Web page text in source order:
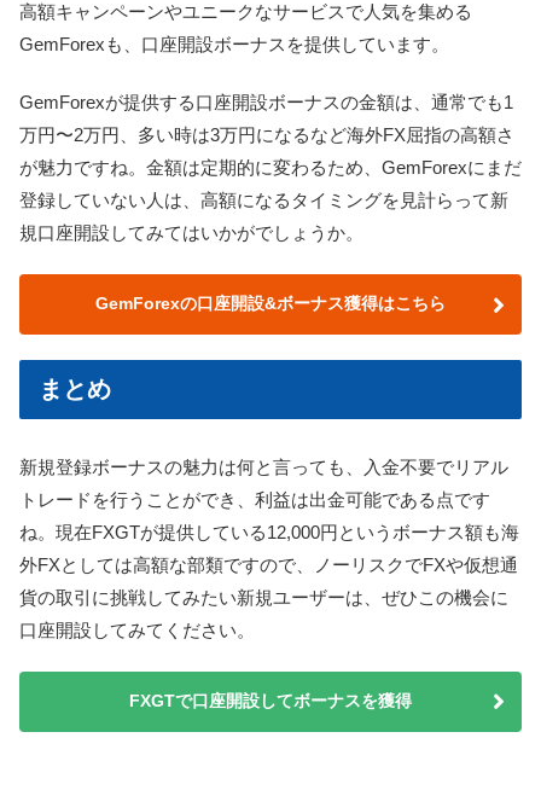
高額キャンペーンやユニークなサービスで人気を集める
GemForexも、口座開設ボーナスを提供しています。
GemForexが提供する口座開設ボーナスの金額は、通常でも1
万円〜2万円、多い時は3万円になるなど海外FX屈指の高額さ
が魅力ですね。金額は定期的に変わるため、GemForexにまだ
登録していない人は、高額になるタイミングを見計らって新
規口座開設してみてはいかがでしょうか。
GemForexの口座開設&ボーナス獲得はこちら
まとめ
新規登録ボーナスの魅力は何と言っても、入金不要でリアル
トレードを行うことができ、利益は出金可能である点です
ね。現在FXGTが提供している12,000円というボーナス額も海
外FXとしては高額な部類ですので、ノーリスクでFXや仮想通
貨の取引に挑戦してみたい新規ユーザーは、ぜひこの機会に
口座開設してみてください。
FXGTで口座開設してボーナスを獲得